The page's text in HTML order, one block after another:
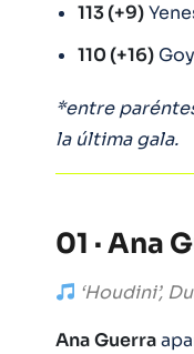
113 (+9)
110 (+16)
*entre
la última gala.
01 · Ana
‘Houdini’,
AnaGuerra